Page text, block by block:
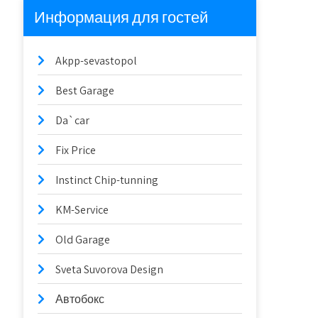
Информация для гостей
Akpp-sevastopol
Best Garage
Da`car
Fix Price
Instinct Chip-tunning
KM-Service
Old Garage
Sveta Suvorova Design
Автобокс